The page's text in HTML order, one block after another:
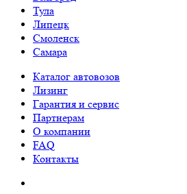
Тула
Липецк
Смоленск
Самара
Каталог автовозов
Лизинг
Гарантия и сервис
Партнерам
О компании
FAQ
Контакты